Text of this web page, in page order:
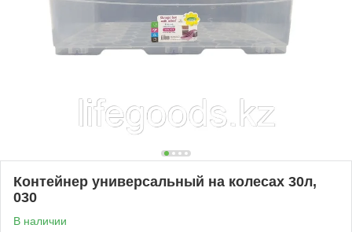
Контейнер универсальный на колесах 30л,
030
В наличии